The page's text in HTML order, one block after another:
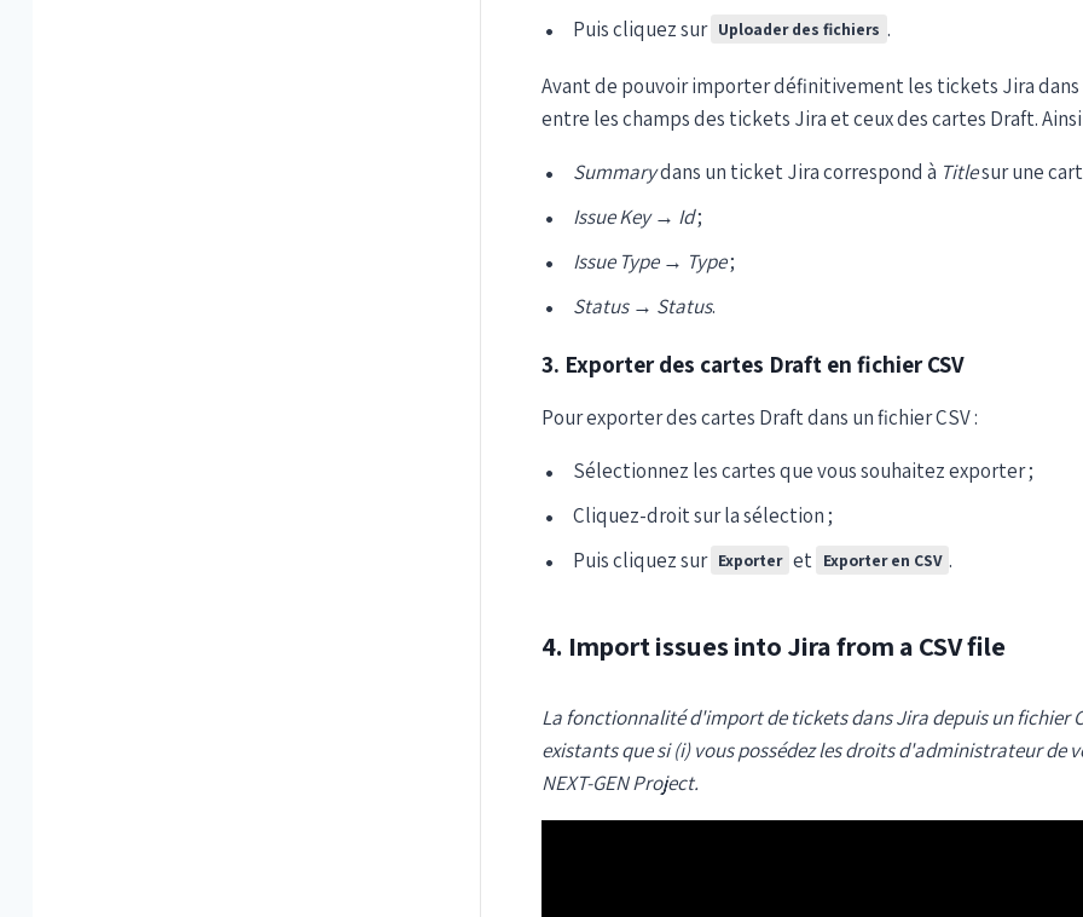
Puis cliquez sur Uploader des fichiers .
Avant de pouvoir importer définitivement les tickets Jira
entre les champs des tickets Jira et ceux des cartes Draft. Ainsi
Summarydans un ticket Jira correspond à Titlesur une
Issue Key→ Id;
Issue Type→ Type;
Status→ Status.
3. Exporter des cartes Draft en fichier CSV
Pour exporter des cartes Draft dans un fichier CSV :
Sélectionnez les cartes que vous souhaitez exporter ;
Cliquez-droit sur la sélection ;
Puis cliquez sur Exporter et Exporter en CSV .
4. Import issues into Jira from a CSV file
La fonctionnalité d'import de tickets dans Jira depuis un fichier
existants que si (i) vous possédez les droits d'administrateur
NEXT-GEN Project.